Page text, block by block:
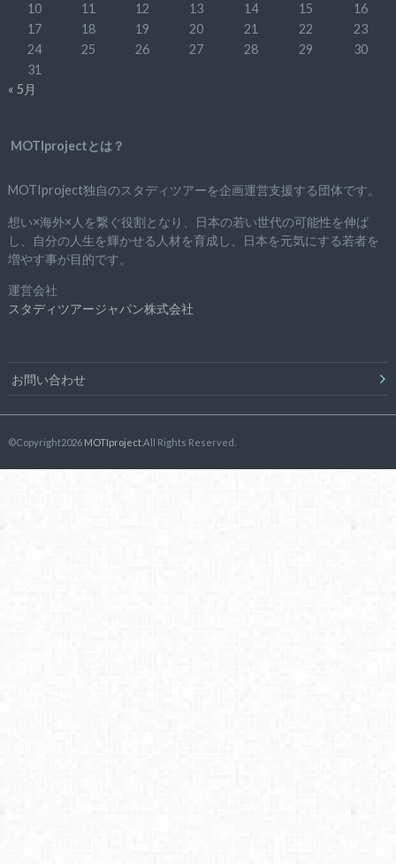
10
11 12 13 14 15
16
17
18 19 20 21 22
23
24
25 26 27 28 29
30
31
« 5月
MOTIprojectとは？
MOTIproject独自のスタディツアーを企画運営支援する団体です。
想い×海外×人を繋ぐ役割となり、日本の若い世代の可能性を伸ば
し、自分の人生を輝かせる人材を育成し、日本を元気にする若者を
増やす事が目的です。
運営会社
スタディツアージャパン株式会社
お問い合わせ
©Copyright2026 MOTIproject.All Rights Reserved.